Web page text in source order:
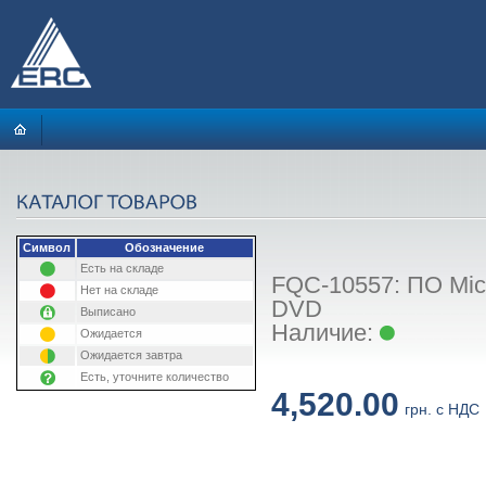
Символ
Обозначение
Есть на складе
Нет на складе
Выписано
Ожидается
Ожидается завтра
Есть, уточните количество
FQC-10557: ПО
DVD
Наличие:
4,520.00 грн. с НДС